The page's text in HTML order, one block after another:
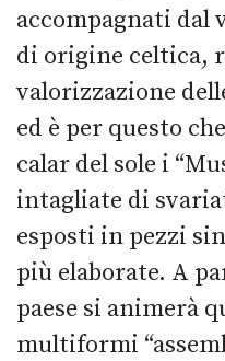
accompagnati dal
di origine celtica,
valorizzazione
ed è per questo
calar del sole i
intagliate di
esposti in pezzi
più elaborate. A
paese si animerà
multiformi